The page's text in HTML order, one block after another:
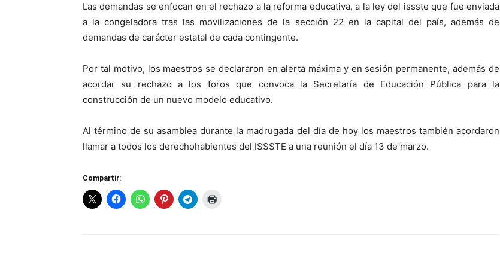
Las demandas se enfocan en el rechazo a la reforma educativa, a la ley del issste que fue enviada
a la congeladora tras las movilizaciones de la sección 22 en la capital del país, además de
demandas de carácter estatal de cada contingente.
Por tal motivo, los maestros se declararon en alerta máxima y en sesión permanente, además de
acordar su rechazo a los foros que convoca la Secretaría de Educación Pública para la
construcción de un nuevo modelo educativo.
Al término de su asamblea durante la madrugada del día de hoy los maestros también acordaron
llamar a todos los derechohabientes del ISSSTE a una reunión el día 13 de marzo.
Compartir: